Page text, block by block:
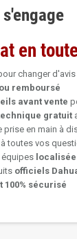
en
changer d'avis
remboursé
avant vente
gratuit
prise en main à
à toutes vos
équipes
officiels
100% sécurisé